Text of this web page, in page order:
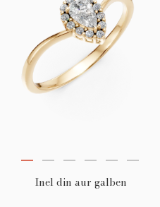
Inel din aur galben